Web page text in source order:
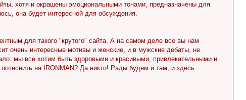
хотя и окрашены эмоциональными тонами, предназначены для
она будет интересной для обсуждения.
для такого "крутого" сайта. А на самом деле все вы нам
очень интересные мотивы и женские, и в мужские дебаты, не
мы все хотим быть здоровыми и красивыми, привлекательными и
на IRONMAN? Да никто! Рады будем и там, и здесь.